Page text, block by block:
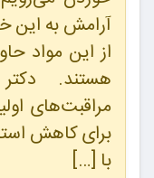
آرامش به این
از این مواد
هستند.
مراقبت‌های
برای کاهش
با […]